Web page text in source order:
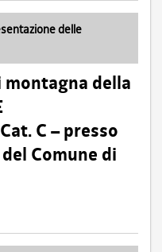
delle
della
C – presso
Comune di